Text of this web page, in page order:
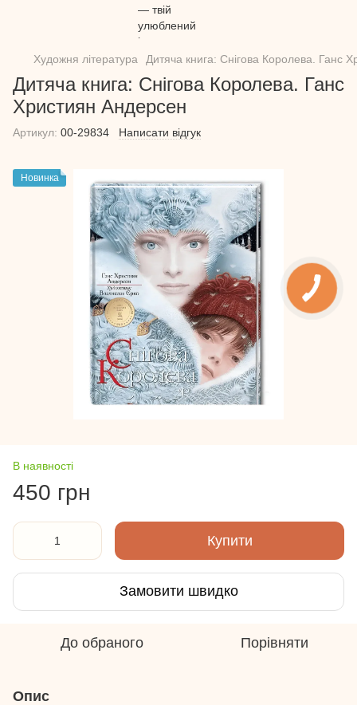
Художня література Дитяча книга: Снігова Королева. Ганс
Дитяча книга: Снігова Королева. Ганс
Християн Андерсен
Артикул: 00-29834 Написати відгук
Новинка
В наявності
450 грн
Купити
Замовити швидко
До обраного Порівняти
Опис